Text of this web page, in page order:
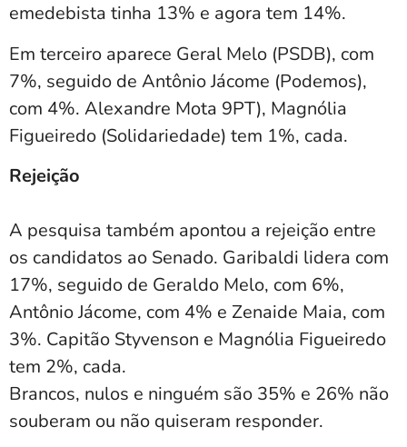
emedebista tinha 13% e agora tem 14%.
Em terceiro aparece Geral Melo (PSDB), com
7%, seguido de Antônio Jácome (Podemos),
com 4%. Alexandre Mota 9PT), Magnólia
Figueiredo (Solidariedade) tem 1%, cada.
Rejeição
A pesquisa também apontou a rejeição entre
os candidatos ao Senado. Garibaldi lidera com
17%, seguido de Geraldo Melo, com 6%,
Antônio Jácome, com 4% e Zenaide Maia, com
3%. Capitão Styvenson e Magnólia Figueiredo
tem 2%, cada.
Brancos, nulos e ninguém são 35% e 26% não
souberam ou não quiseram responder.